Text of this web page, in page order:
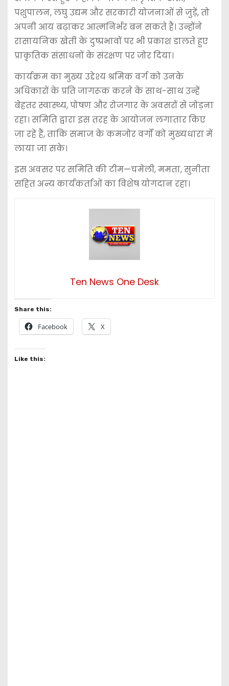
पशुपालन, लघु उद्यम और सरकारी योजनाओं से जुड़ें, तो
अपनी आय बढ़ाकर आत्मनिर्भर बन सकते हैं। उन्होंने
रासायनिक खेती के दुष्प्रभावों पर भी प्रकाश डालते हुए
प्राकृतिक संसाधनों के संरक्षण पर जोर दिया।
कार्यक्रम का मुख्य उद्देश्य श्रमिक वर्ग को उनके
अधिकारों के प्रति जागरूक करने के साथ-साथ उन्हें
बेहतर स्वास्थ्य, पोषण और रोजगार के अवसरों से जोड़ना
रहा। समिति द्वारा इस तरह के आयोजन लगातार किए
जा रहे हैं, ताकि समाज के कमजोर वर्गों को मुख्यधारा में
लाया जा सके।
इस अवसर पर समिति की टीम—चमेली, ममता, सुनीता
सहित अन्य कार्यकर्ताओं का विशेष योगदान रहा।
Ten News One Desk
Share this:
Facebook X
Like this: